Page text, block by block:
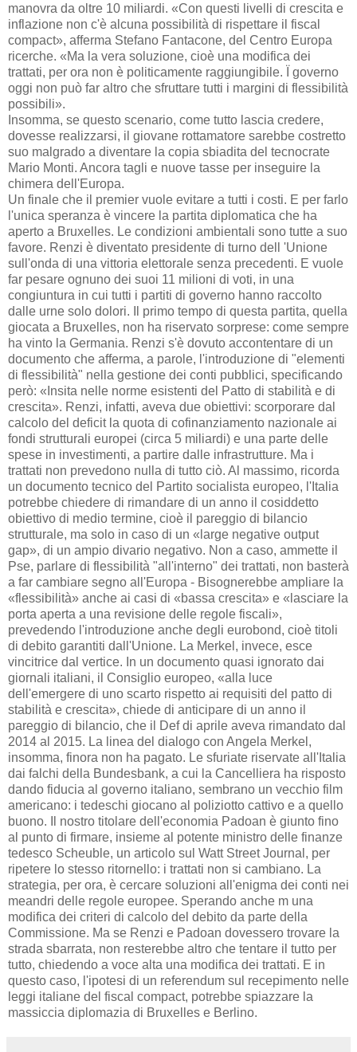
manovra da oltre 10 miliardi. «Con questi livelli di crescita e
inflazione non c'è alcuna possibilità di rispettare il fiscal
compact», afferma Stefano Fantacone, del Centro Europa
ricerche. «Ma la vera soluzione, cioè una modifica dei
trattati, per ora non è politicamente raggiungibile. Ï governo
oggi non può far altro che sfruttare tutti i margini di flessibilità
possibili».
Insomma, se questo scenario, come tutto lascia credere,
dovesse realizzarsi, il giovane rottamatore sarebbe costretto
suo malgrado a diventare la copia sbiadita del tecnocrate
Mario Monti. Ancora tagli e nuove tasse per inseguire la
chimera dell'Europa.
Un finale che il premier vuole evitare a tutti i costi. E per farlo
l'unica speranza è vincere la partita diplomatica che ha
aperto a Bruxelles. Le condizioni ambientali sono tutte a suo
favore. Renzi è diventato presidente di turno dell 'Unione
sull'onda di una vittoria elettorale senza precedenti. E vuole
far pesare ognuno dei suoi 11 milioni di voti, in una
congiuntura in cui tutti i partiti di governo hanno raccolto
dalle urne solo dolori. Il primo tempo di questa partita, quella
giocata a Bruxelles, non ha riservato sorprese: come sempre
ha vinto la Germania. Renzi s'è dovuto accontentare di un
documento che afferma, a parole, l'introduzione di "elementi
di flessibilità" nella gestione dei conti pubblici, specificando
però: «Insita nelle norme esistenti del Patto di stabilità e di
crescita». Renzi, infatti, aveva due obiettivi: scorporare dal
calcolo del deficit la quota di cofinanziamento nazionale ai
fondi strutturali europei (circa 5 miliardi) e una parte delle
spese in investimenti, a partire dalle infrastrutture. Ma i
trattati non prevedono nulla di tutto ciò. Al massimo, ricorda
un documento tecnico del Partito socialista europeo, l'Italia
potrebbe chiedere di rimandare di un anno il cosiddetto
obiettivo di medio termine, cioè il pareggio di bilancio
strutturale, ma solo in caso di un «large negative output
gap», di un ampio divario negativo. Non a caso, ammette il
Pse, parlare di flessibilità "all'interno" dei trattati, non basterà
a far cambiare segno all'Europa - Bisognerebbe ampliare la
«flessibilità» anche ai casi di «bassa crescita» e «lasciare la
porta aperta a una revisione delle regole fiscali»,
prevedendo l'introduzione anche degli eurobond, cioè titoli
di debito garantiti dall'Unione. La Merkel, invece, esce
vincitrice dal vertice. In un documento quasi ignorato dai
giornali italiani, il Consiglio europeo, «alla luce
dell'emergere di uno scarto rispetto ai requisiti del patto di
stabilità e crescita», chiede di anticipare di un anno il
pareggio di bilancio, che il Def di aprile aveva rimandato dal
2014 al 2015. La linea del dialogo con Angela Merkel,
insomma, finora non ha pagato. Le sfuriate riservate all'Italia
dai falchi della Bundesbank, a cui la Cancelliera ha risposto
dando fiducia al governo italiano, sembrano un vecchio film
americano: i tedeschi giocano al poliziotto cattivo e a quello
buono. Il nostro titolare dell'economia Padoan è giunto fino
al punto di firmare, insieme al potente ministro delle finanze
tedesco Scheuble, un articolo sul Watt Street Journal, per
ripetere lo stesso ritornello: i trattati non si cambiano. La
strategia, per ora, è cercare soluzioni all'enigma dei conti nei
meandri delle regole europee. Sperando anche m una
modifica dei criteri di calcolo del debito da parte della
Commissione. Ma se Renzi e Padoan dovessero trovare la
strada sbarrata, non resterebbe altro che tentare il tutto per
tutto, chiedendo a voce alta una modifica dei trattati. E in
questo caso, l'ipotesi di un referendum sul recepimento nelle
leggi italiane del fiscal compact, potrebbe spiazzare la
massiccia diplomazia di Bruxelles e Berlino.